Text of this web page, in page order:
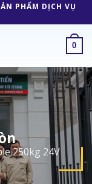
PHẨM DỊCH VỤ
0
250kg 24V